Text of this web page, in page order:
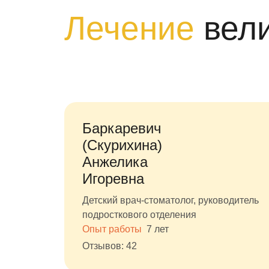
Лечение
Баркаревич
(Скурихина)
Анжелика
Игоревна
Детский врач-стоматолог, руководитель
подросткового отделения
Опыт работы 7 лет
Отзывов: 42